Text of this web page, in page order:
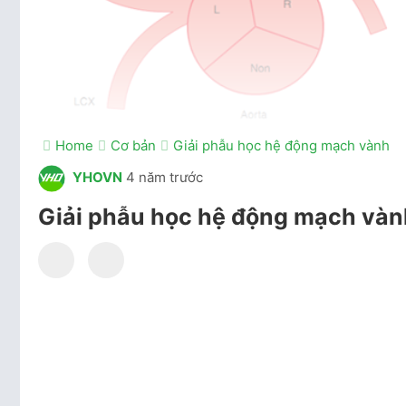
Home Cơ bản
Giải phẫu học hệ động mạch vành
YHOVN 4 năm trước
Giải phẫu học hệ động mạch